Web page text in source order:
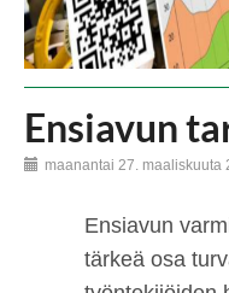
Ensiavun
maanantai 27. maaliskuuta
Ensiavun
tärkeä osa